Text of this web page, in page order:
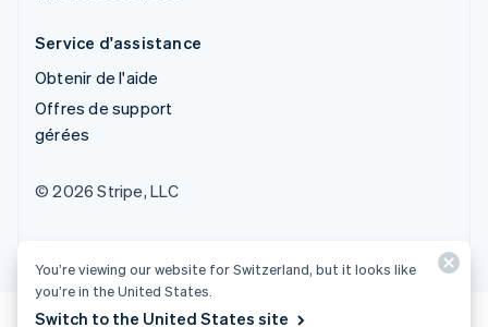
Service d'assistance
Obtenir de l'aide
Offres de support
gérées
© 2026 Stripe, LLC
You’re viewing our website for Switzerland, but it looks like
you’re in the United States.
Switch to the United States site